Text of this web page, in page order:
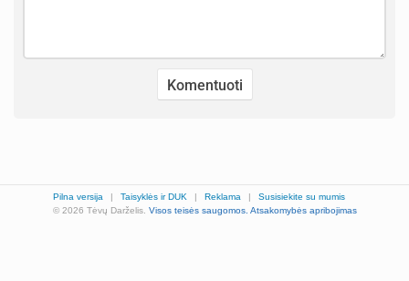
Pilna versija | Taisyklės ir DUK | Reklama |
Susisiekite su mumis
© 2026 Tėvų Darželis. Visos teisės saugomos. Atsakomybės apribojimas